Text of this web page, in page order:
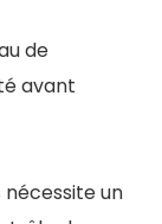
de
avant
un